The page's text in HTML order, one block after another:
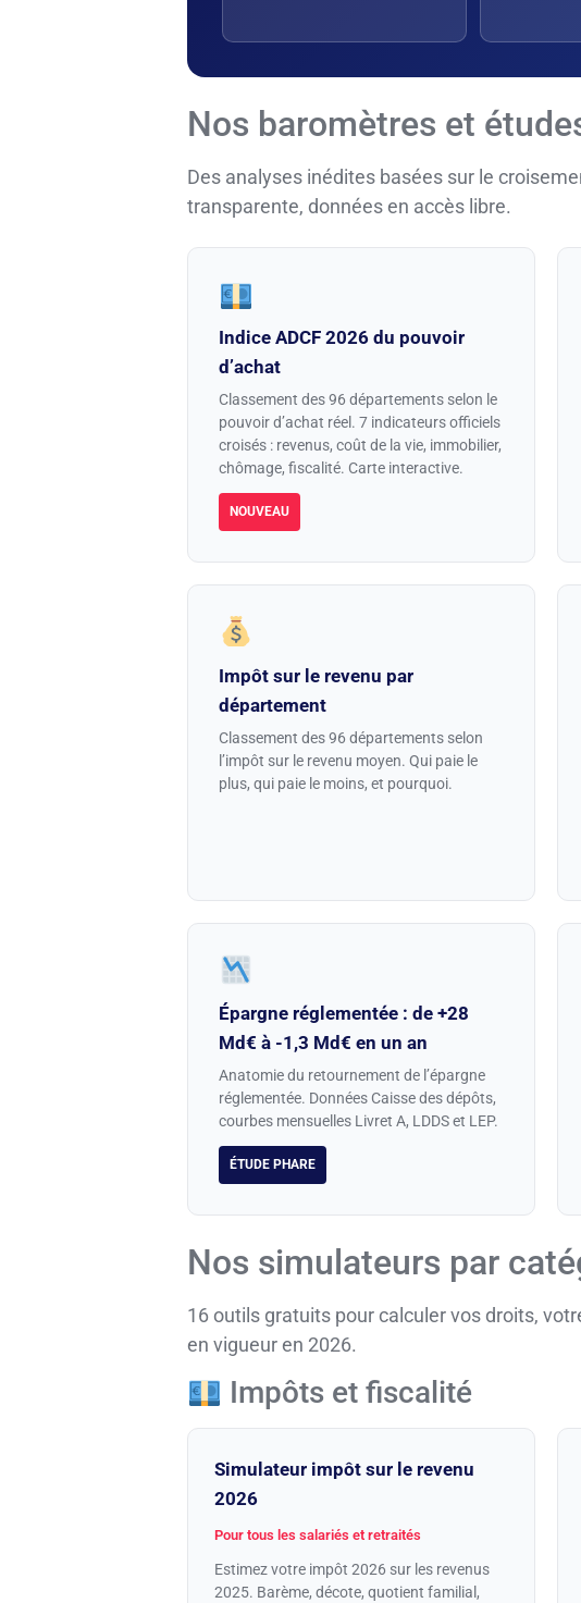
Nos baromètres et
Des analyses inédites basées sur le
transparente, données en accès libre.
Indice ADCF 2026 du pouvoir
d’achat
Classement des 96 départements selon le
pouvoir d’achat réel. 7 indicateurs officiels
croisés : revenus, coût de la vie, immobilier,
chômage, fiscalité. Carte interactive.
NOUVEAU
Impôt sur le revenu par
département
Classement des 96 départements selon
l’impôt sur le revenu moyen. Qui paie le
plus, qui paie le moins, et pourquoi.
Épargne réglementée : de +28
Md€ à -1,3 Md€ en un an
Anatomie du retournement de l’épargne
réglementée. Données Caisse des dépôts,
courbes mensuelles Livret A, LDDS et LEP.
ÉTUDE PHARE
Nos simulateurs par
16 outils gratuits pour calculer vos droits,
en vigueur en 2026.
Impôts et fiscalité
Simulateur impôt sur le revenu
2026
Pour tous les salariés et retraités
Estimez votre impôt 2026 sur les revenus
2025. Barème, décote, quotient familial,